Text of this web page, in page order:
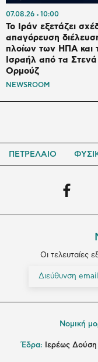
07.08.26 10:00
Το Ιράν εξετάζει
απαγόρευση
πλοίων των ΗΠΑ και
Ισραήλ από τα Στενά
Ορμούζ
NEWSROOM
ΠΕΤΡΕΛΑΙΟ
Οι τελευταίες
Νομική
Έδρα: Ιερέως